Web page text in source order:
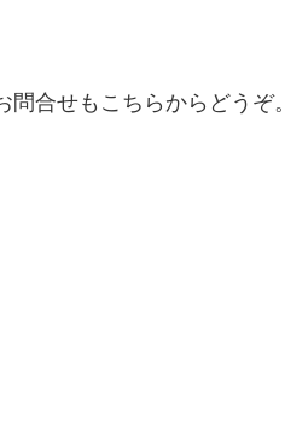
合せもこちらからどうぞ。